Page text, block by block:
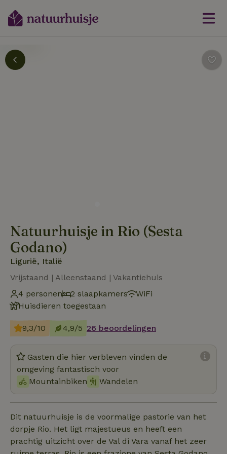
Natuurhuisje in Rio (Sesta
Godano)
Ligurië, Italië
Vrijstaand | Alleenstaand | Vakantiehuis
4 personen
2 slaapkamers
WiFi
Huisdieren toegestaan
9,3/10 4,9/5 26 beoordelingen
Gasten die hier verbleven vinden de
omgeving fantastisch voor
Mountainbiken
Wandelen
Dit natuurhuisje is de voormalige pastorie van het
dorpje Rio. Het ligt majestueus en heeft een
prachtig uitzicht over de Val di Vara vanaf het zeer